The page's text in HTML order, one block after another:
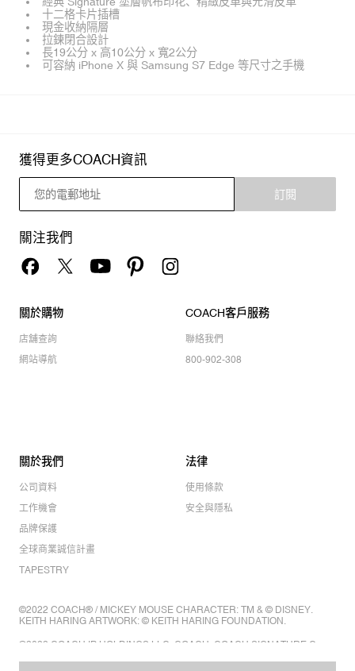
十二格卡片插槽
現金收納隔層
拉鍊閉合設計
長19公分 x 高10公分 x 寬2公分
可容納 iPhone X 與 Samsung S7 Edge 等尺寸之手機
獲得更多COACH資訊
訂閱
關注我們
關於購物
店舖查詢
網站導航
COACH客戶服務
聯絡我們
800-902-308
關於我們
公司資料
工作機會
品牌保護
全球商業誠信計畫
TAPESTRY
法律
使用條款
安全與隱私
©2022 COACH® / MICKEY MOUSE CHARACTER: TM & © DISNEY.
KEITH HARING ARTWORK: © KEITH HARING FOUNDATION.
©2022 COACH IP HOLDINGS LLC. COACH, COACH SIGNATURE C